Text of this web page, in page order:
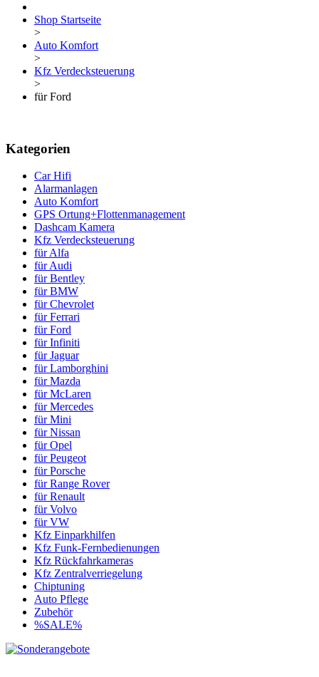
Shop Startseite
>
Auto Komfort
>
Kfz Verdecksteuerung
>
für Ford
Kategorien
Car Hifi
Alarmanlagen
Auto Komfort
GPS Ortung+Flottenmanagement
Dashcam Kamera
Kfz Verdecksteuerung
für Alfa
für Audi
für Bentley
für BMW
für Chevrolet
für Ferrari
für Ford
für Infiniti
für Jaguar
für Lamborghini
für Mazda
für McLaren
für Mercedes
für Mini
für Nissan
für Opel
für Peugeot
für Porsche
für Range Rover
für Renault
für Volvo
für VW
Kfz Einparkhilfen
Kfz Funk-Fernbedienungen
Kfz Rückfahrkameras
Kfz Zentralverriegelung
Chiptuning
Auto Pflege
Zubehör
%SALE%